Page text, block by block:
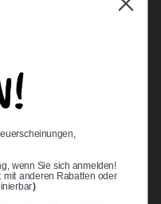
wenn Sie sich anmelden!
mit anderen Rabatten oder
)